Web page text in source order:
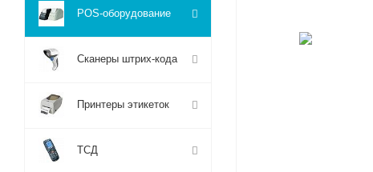
POS-оборудование
Сканеры штрих-кода
Принтеры этикеток
ТСД